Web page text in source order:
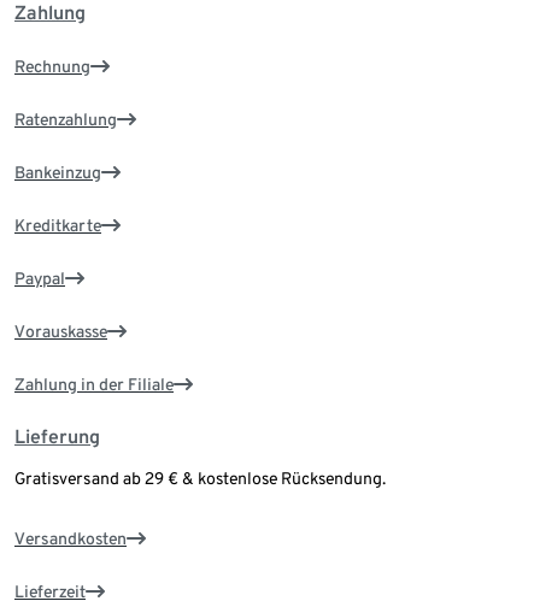
Zahlung
Rechnung
Ratenzahlung
Bankeinzug
Kreditkarte
Paypal
Vorauskasse
Zahlung in der Filiale
Lieferung
Gratisversand ab 29 € & kostenlose Rücksendung.
Versandkosten
Lieferzeit